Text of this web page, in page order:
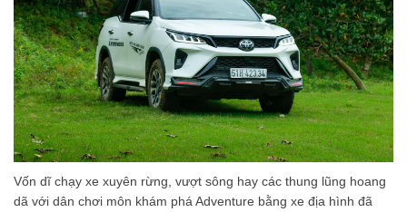
Vốn dĩ chạy xe xuyên rừng, vượt sông hay các thung lũng hoang
dã với dân chơi môn khám phá Adventure bằng xe địa hình đã